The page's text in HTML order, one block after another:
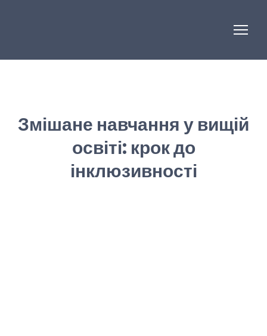
Змішане навчання у вищій
освіті: крок до
інклюзивності